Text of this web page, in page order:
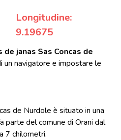
Longitudine:
9.19675
janas Sas Concas de
un navigatore e impostare le
de Nurdole è situato in una
parte del comune di Orani dal
7 chilometri.